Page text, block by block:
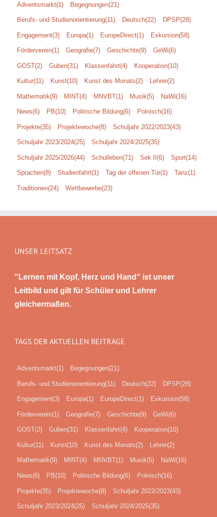
Adventsmarkt(1) Begegnungen(21)
Berufs- und Studienorientierung(11) Deutsch(22) DPSP(28)
Engagement(3) Europa(1) EuropeDirect(1) Exkursion(58)
Förderverein(1) Geografie(7) Geschichte(9) GeWi(6)
GOST(2) Guben(31) Klassenfahrt(4) Kooperation(10)
Kultur(11) Kunst(10) Kunst des Monats(2) Lehrer(2)
Mathematik(9) MINT(4) MNVBT(1) Musik(5) NaWi(16)
News(6) PB(10) Politische Bildung(6) Polnisch(16)
Projekte(35) Projektewoche(8) Schuljahr 2022/2023(43)
Schuljahr 2023/2024(25) Schuljahr 2024/2025(35)
Schuljahr 2025/2026(44) Schulleben(71) Sek II (6) Sport(14)
Sprachen(8) Studienfahrt(1) Tag der offenen Tür(1) Tanz(1)
Traditionen(24) Wettbewerbe(23)
UNSER LEITSATZ
"Lernen mit Kopf, Herz und Hand“ ist unser
Leitbild und gilt für Schüler und Lehrer
gleichermaßen.
TAGS DER AKTUELLEN BEITRÄGE
Adventsmarkt(1) Begegnungen(21)
Berufs- und Studienorientierung(11) Deutsch(22) DPSP(28)
Engagement(3) Europa(1) EuropeDirect(1) Exkursion(58)
Förderverein(1) Geografie(7) Geschichte(9) GeWi(6)
GOST(2) Guben(31) Klassenfahrt(4) Kooperation(10)
Kultur(11) Kunst(10) Kunst des Monats(2) Lehrer(2)
Mathematik(9) MINT(4) MNVBT(1) Musik(5) NaWi(16)
News(6) PB(10) Politische Bildung(6) Polnisch(16)
Projekte(35) Projektewoche(8) Schuljahr 2022/2023(43)
Schuljahr 2023/2024(25) Schuljahr 2024/2025(35)